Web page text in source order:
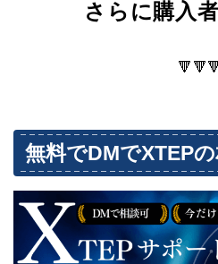
さらに購入
無料でDMでXTEP